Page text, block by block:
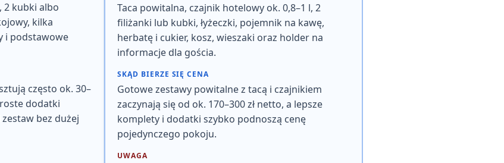
2 kubki albo
kilka
i podstawowe
często ok. 30–
dodatki
bez dużej
Taca powitalna, czajnik hotelowy ok. 0,8–1 l, 2
filiżanki lub kubki, łyżeczki, pojemnik na kawę,
herbatę i cukier, kosz, wieszaki oraz holder na
informacje dla gościa.
SKĄD BIERZE SIĘ CENA
Gotowe zestawy powitalne z tacą i czajnikiem
zaczynają się od ok. 170–300 zł netto, a lepsze
komplety i dodatki szybko podnoszą cenę
pojedynczego pokoju.
UWAGA